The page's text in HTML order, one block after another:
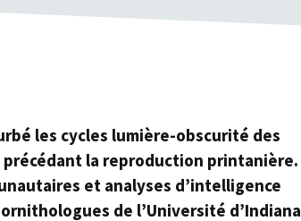
les cycles lumière-obscurité des
précédant la reproduction printanière.
et analyses d’intelligence
de l’Université d’Indiana